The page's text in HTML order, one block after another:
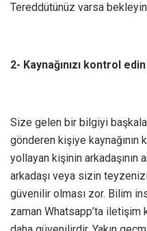
Tereddütünüz varsa
2- Kaynağınızı kontrol edin
Size gelen bir bilgiyi
gönderen kişiye kaynağının
yollayan kişinin arkadaşının
arkadaşı veya sizin
güvenilir olması zor. Bilim
zaman Whatsapp’ta iletişim